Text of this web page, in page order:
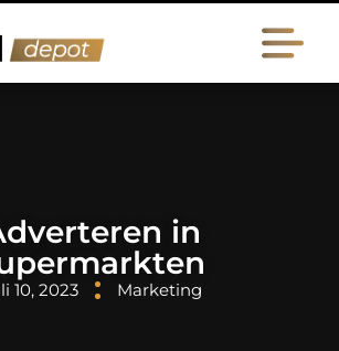
in
10, 2023 Marketing